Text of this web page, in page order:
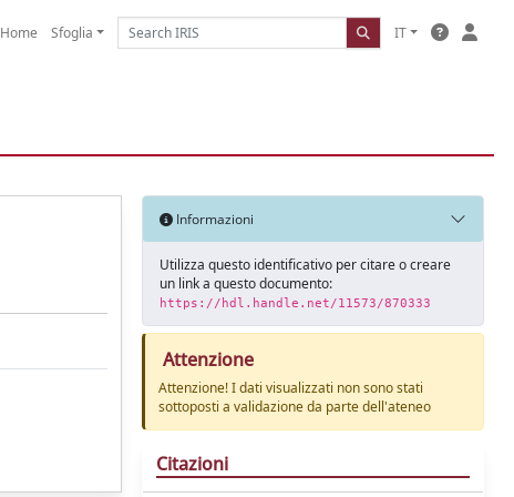
Home Sfoglia IT
Informazioni
Utilizza questo identificativo per citare o creare
un link a questo documento:
https://hdl.handle.net/11573/870333
Attenzione
Attenzione! I dati visualizzati non sono stati
sottoposti a validazione da parte dell'ateneo
Citazioni